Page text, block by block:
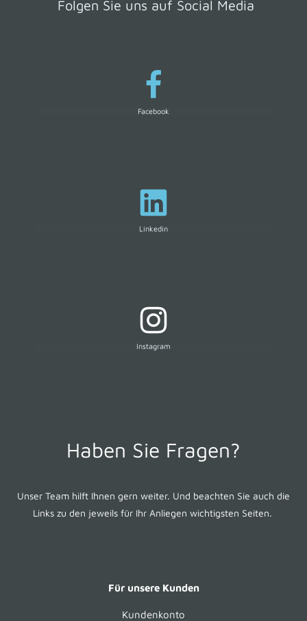
Folgen Sie uns auf Social Media
Facebook
Linkedin
Instagram
Haben Sie Fragen?
Unser Team hilft Ihnen gern weiter. Und beachten Sie auch die
Links zu den jeweils für Ihr Anliegen wichtigsten Seiten.
Für unsere Kunden
Kundenkonto